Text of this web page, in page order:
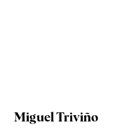
Miguel Triviño